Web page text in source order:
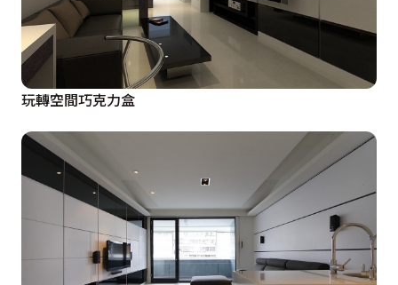
穿插在書房色彩飽滿的藍綠色及主臥房的褚紅色牆面，藉
由色塊的變化轉變場域氛圍，在居家空間打造亮彩北歐的
時尚國度。
玩轉空間巧克力盒